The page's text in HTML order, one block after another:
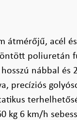
átmérőjű, acél
öntött poliuretán
nábbal és
precíziós
kg 6 km/h